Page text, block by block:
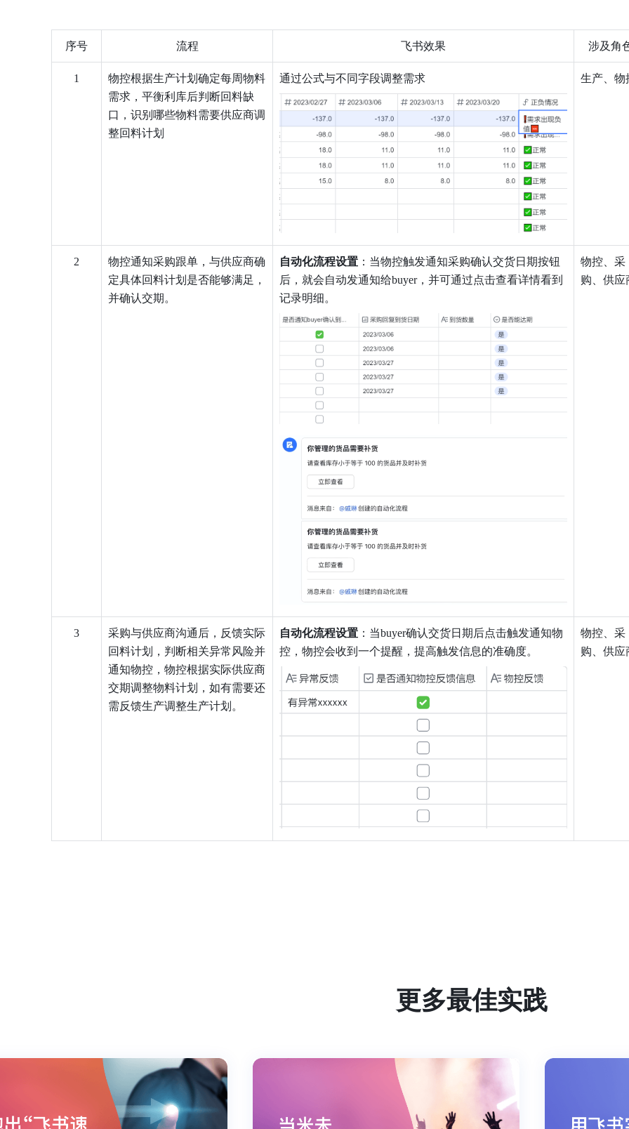
序号 流程 飞书效果 涉及角
1
物控根据生产计划确定每周物料
需求，平衡利库后判断回料缺
口，识别哪些物料需要供应商调
整回料计划
通过公式与不同字段调整需求 生产、物
2
物控通知采购跟单，与供应商确
定具体回料计划是否能够满足，
并确认交期。
自动化流程设置 ：当物控触发通知采购确认交货日期按钮
后，就会自动发通知给buyer，并可通过点击查看详情看到
记录明细。
物控、采
购、供应
3
采购与供应商沟通后，反馈实际
回料计划，判断相关异常风险并
通知物控，物控根据实际供应商
交期调整物料计划，如有需要还
需反馈生产调整生产计划。
自动化流程设置 ：当buyer确认交货日期后点击触发通知物
控，物控会收到一个提醒，提高触发信息的准确度。
物控、采
购、供应
更多最佳实践